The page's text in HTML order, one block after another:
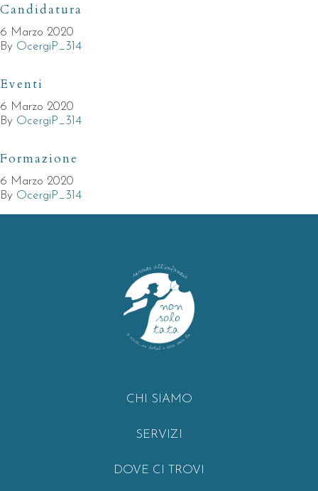
Candidatura
6 Marzo 2020
By OcergiP_314
Eventi
6 Marzo 2020
By OcergiP_314
Formazione
6 Marzo 2020
By OcergiP_314
CHI SIAMO
SERVIZI
DOVE CI TROVI